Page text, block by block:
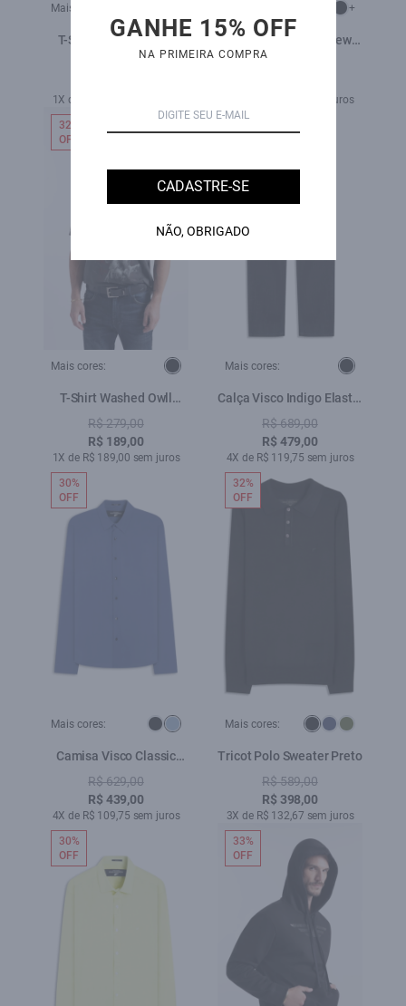
Mais cores:
T-Shirt Politech Ellus
Sportdlx Preto
1X de R$ 179,00 sem juros
+
Camisa Like Surf New
Italian Citrus
3X de R$ 113,00 sem juros
Mais cores:
T-Shirt Washed Owll
Preto
R$ 279,00
R$ 189,00
1X de R$ 189,00 sem juros
32%
OFF
Mais cores:
Calça Visco Indigo Elastic
Skinny b Facao
Lav.Escuro C/ Pincelado
R$ 689,00
R$ 479,00
4X de R$ 119,75 sem juros
Mais cores:
Camisa Visco Classic
Xangai Fusioned Azul
Jeans
R$ 629,00
R$ 439,00
4X de R$ 109,75 sem juros
30%
OFF
Mais cores:
Tricot Polo Sweater Preto
R$ 589,00
R$ 398,00
3X de R$ 132,67 sem juros
32%
OFF
30%
OFF
33%
OFF
GANHE 15% OFF
NA PRIMEIRA COMPRA
CADASTRE-SE
NÃO, OBRIGADO